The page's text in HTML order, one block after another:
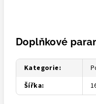
Doplňkové
Kategorie:
Šířka: